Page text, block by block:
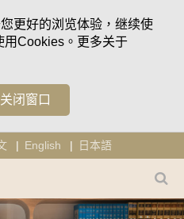
更好的浏览体验，继续使
用Cookies。更多关于
闭窗口
English 日本語